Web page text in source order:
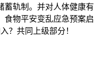
蓄轨制。并对人体健康有
食物平安变乱应急预案启
？共同上级部分！